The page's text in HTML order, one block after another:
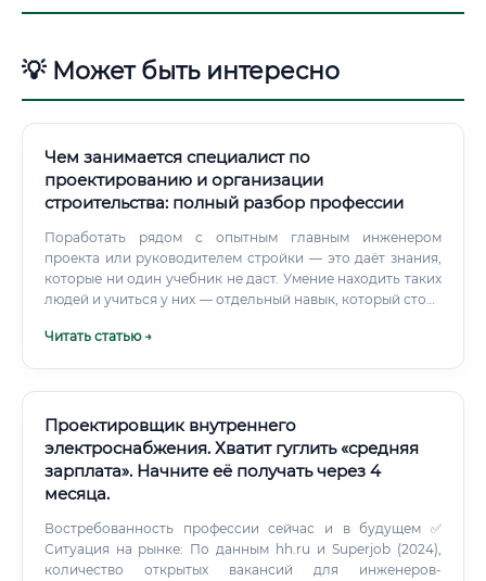
💡 Может быть интересно
Чем занимается специалист по
проектированию и организации
строительства: полный разбор профессии
Поработать рядом с опытным главным инженером
проекта или руководителем стройки — это даёт знания,
которые ни один учебник не даст. Умение находить таких
людей и учиться у них — отдельный навык, который стоит
третьего курса ходили на объекты, к окончанию вуза
Читать статью →
Проектировщик внутреннего
электроснабжения. Хватит гуглить «средняя
зарплата». Начните её получать через 4
месяца.
Востребованность профессии сейчас и в будущем ✅
Ситуация на рынке: По данным hh.ru и Superjob (2024),
количество открытых вакансий для инженеров-